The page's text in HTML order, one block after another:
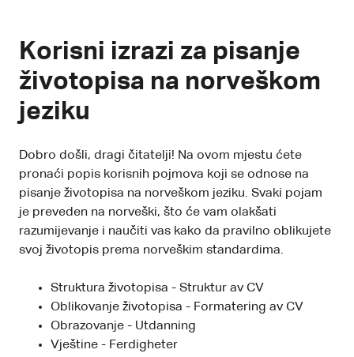
Korisni izrazi za pisanje
životopisa na norveškom
jeziku
Dobro došli, dragi čitatelji! Na ovom mjestu ćete
pronaći popis korisnih pojmova koji se odnose na
pisanje životopisa na norveškom jeziku. Svaki pojam
je preveden na norveški, što će vam olakšati
razumijevanje i naučiti vas kako da pravilno oblikujete
svoj životopis prema norveškim standardima.
Struktura životopisa - Struktur av CV
Oblikovanje životopisa - Formatering av CV
Obrazovanje - Utdanning
Vještine - Ferdigheter